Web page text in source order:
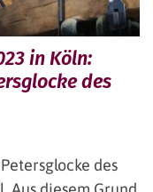
in Köln:
des
des